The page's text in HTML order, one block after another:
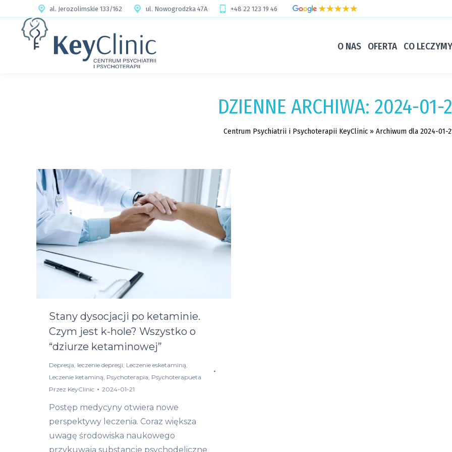
al. Jerozolimskie 133/162 ul. Nowogrodzka 47A +48 22 123 19 46
O NAS OFERTA CO LECZYMY
DZIENNE ARCHIWA: 2024-01-
Centrum Psychiatrii i Psychoterapii KeyClinic » Archiwum dla 2024-01-
Stany dysocjacji po ketaminie.
Czym jest k-hole? Wszystko o
“dziurze ketaminowej”
Depresja, leczenie depresji, Leczenie esketaminą,
Leczenie ketaminą, Psychoterapia, Psychoterapueta
Przez KeyClinic 2024-01-21
Postęp medycyny otwiera nowe
perspektywy leczenia. Coraz większa
uwagę środowiska naukowego
przykuwają substancje psychodeliczne